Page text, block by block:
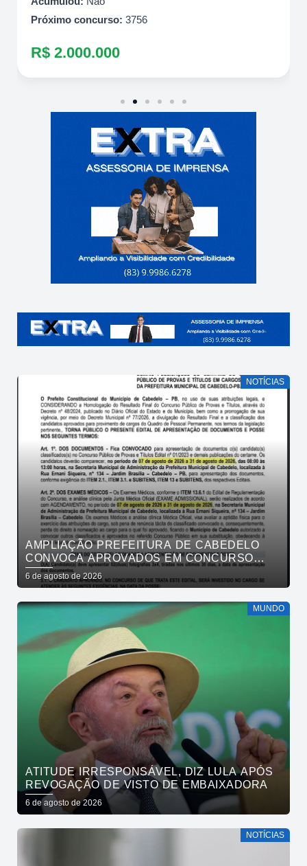
NOTÍCIAS
AMPLIAÇÃO PREFEITURA DE CABEDELO
CONVOCA APROVADOS EM CONCURSO
PÚBLICO DA SAÚDE PARA APRESENTAÇÃO
DE DOCUMENTOS
6 de agosto de 2026
MUNDO
ATITUDE IRRESPONSÁVEL, DIZ LULA APÓS
REVOGAÇÃO DE VISTO DE EMBAIXADORA
6 de agosto de 2026
NOTÍCIAS